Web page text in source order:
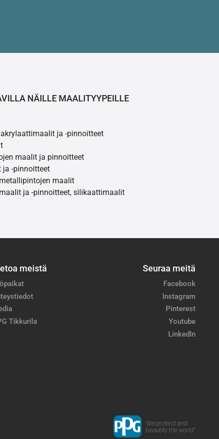
NÄILLE MAALITYYPEILLE
ja -pinnoitteet
maalit ja pinnoitteet
ja -pinnoitteet
maalit
ja -pinnoitteet, silikaattimaalit
meistä
Tikkurila
Seuraa meitä
Facebook
Instagram
Pinterest
Youtube
LinkedIn